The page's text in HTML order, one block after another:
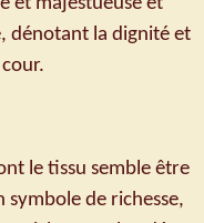
dénotant la dignité et
le tissu semble être
symbole de richesse,